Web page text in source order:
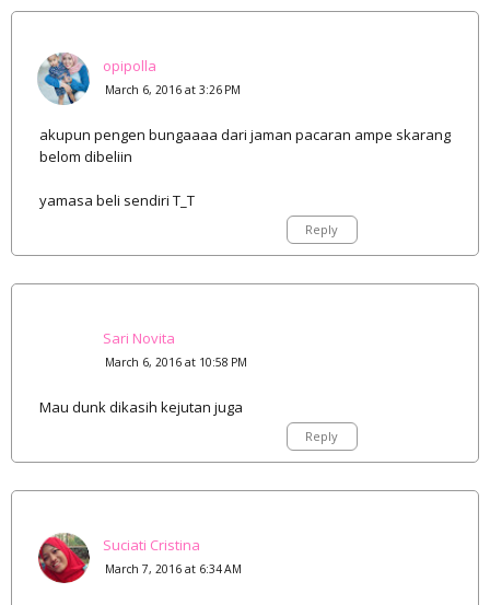
opipolla
March 6, 2016 at 3:26 PM
akupun pengen bungaaaa dari jaman pacaran ampe skarang
belom dibeliin
yamasa beli sendiri T_T
Reply
Sari Novita
March 6, 2016 at 10:58 PM
Mau dunk dikasih kejutan juga
Reply
Suciati Cristina
March 7, 2016 at 6:34 AM